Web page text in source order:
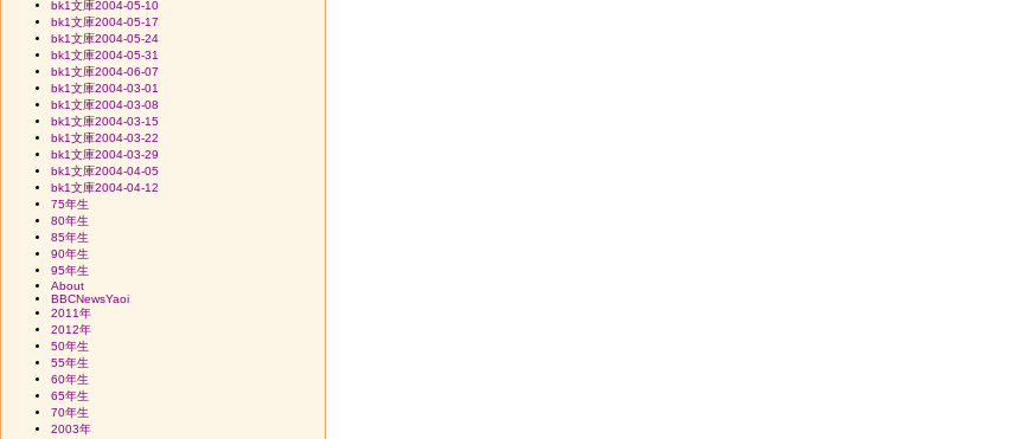
bk1文庫2004-05-10
bk1文庫2004-05-17
bk1文庫2004-05-24
bk1文庫2004-05-31
bk1文庫2004-06-07
bk1文庫2004-03-01
bk1文庫2004-03-08
bk1文庫2004-03-15
bk1文庫2004-03-22
bk1文庫2004-03-29
bk1文庫2004-04-05
bk1文庫2004-04-12
75年生
80年生
85年生
90年生
95年生
About
BBCNewsYaoi
2011年
2012年
50年生
55年生
60年生
65年生
70年生
2003年